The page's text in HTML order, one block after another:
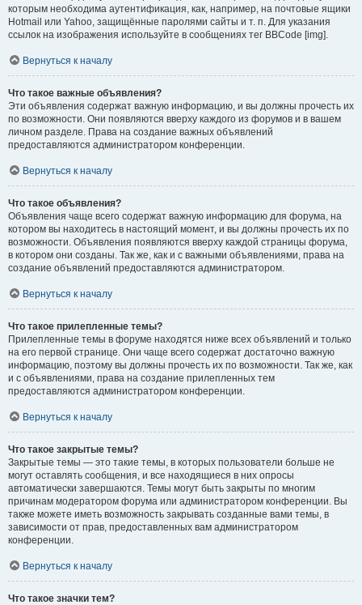
которым необходима аутентификация, как, например, на почтовые ящики
Hotmail или Yahoo, защищённые паролями сайты и т. п. Для указания
ссылок на изображения используйте в сообщениях тег BBCode [img].
Вернуться к началу
Что такое важные объявления?
Эти объявления содержат важную информацию, и вы должны прочесть их
по возможности. Они появляются вверху каждого из форумов и в вашем
личном разделе. Права на создание важных объявлений
предоставляются администратором конференции.
Вернуться к началу
Что такое объявления?
Объявления чаще всего содержат важную информацию для форума, на
котором вы находитесь в настоящий момент, и вы должны прочесть их по
возможности. Объявления появляются вверху каждой страницы форума,
в котором они созданы. Так же, как и с важными объявлениями, права на
создание объявлений предоставляются администратором.
Вернуться к началу
Что такое прилепленные темы?
Прилепленные темы в форуме находятся ниже всех объявлений и только
на его первой странице. Они чаще всего содержат достаточно важную
информацию, поэтому вы должны прочесть их по возможности. Так же, как
и с объявлениями, права на создание прилепленных тем
предоставляются администратором конференции.
Вернуться к началу
Что такое закрытые темы?
Закрытые темы — это такие темы, в которых пользователи больше не
могут оставлять сообщения, и все находящиеся в них опросы
автоматически завершаются. Темы могут быть закрыты по многим
причинам модератором форума или администратором конференции. Вы
также можете иметь возможность закрывать созданные вами темы, в
зависимости от прав, предоставленных вам администратором
конференции.
Вернуться к началу
Что такое значки тем?